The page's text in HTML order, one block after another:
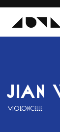
JIAN
VIOLONCELLE